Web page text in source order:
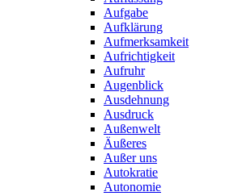
Aufgabe
Aufklärung
Aufmerksamkeit
Aufrichtigkeit
Aufruhr
Augenblick
Ausdehnung
Ausdruck
Außenwelt
Äußeres
Außer uns
Autokratie
Autonomie